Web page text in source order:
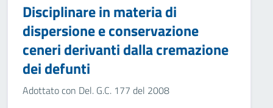
Disciplinare in materia di
dispersione e conservazione
ceneri derivanti dalla cremazione
dei defunti
Adottato con Del. G.C. 177 del 2008